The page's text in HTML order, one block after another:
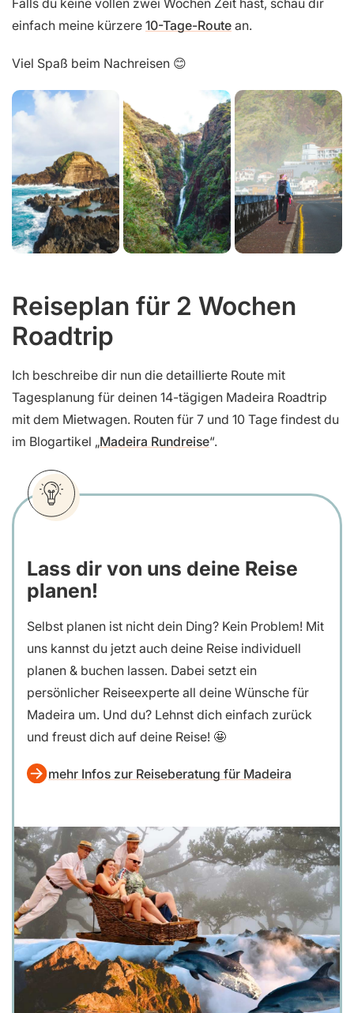
Falls du keine vollen zwei Wochen Zeit hast, schau dir
einfach meine kürzere 10-Tage-Route an.
Viel Spaß beim Nachreisen 😊
Reiseplan für 2 Wochen
Roadtrip
Ich beschreibe dir nun die detaillierte Route mit
Tagesplanung für deinen 14-tägigen Madeira Roadtrip
mit dem Mietwagen. Routen für 7 und 10 Tage findest du
im Blogartikel „Madeira Rundreise“.
Lass dir von uns deine Reise
planen!
Selbst planen ist nicht dein Ding? Kein Problem! Mit
uns kannst du jetzt auch deine Reise individuell
planen & buchen lassen. Dabei setzt ein
persönlicher Reiseexperte all deine Wünsche für
Madeira um. Und du? Lehnst dich einfach zurück
und freust dich auf deine Reise! 🤩
mehr Infos zur Reiseberatung für Madeira